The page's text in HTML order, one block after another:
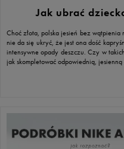
Jak ubrać
Choć złota, polska jesień bez
nie da się ukryć, że jest ona dość
intensywne opady deszczu. Czy w
jak skompletować odpowiednią,